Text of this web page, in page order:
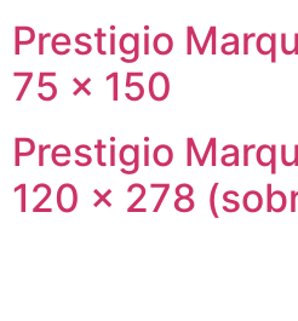
Prestigio
75 × 150
Prestigio
120 × 278